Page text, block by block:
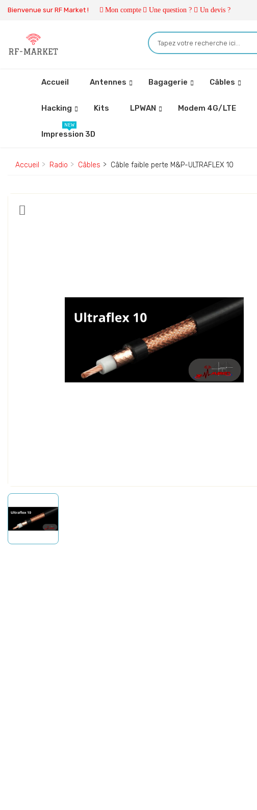
Bienvenue sur RF Market ! Mon compte Une question ? Un devis ?
Accueil Antennes Bagagerie Câbles
Hacking Kits LPWAN Modem 4G/LTE
Impression 3D
NEW
Accueil Radio Câbles Câble faible perte M&P-ULTRAFLEX 10